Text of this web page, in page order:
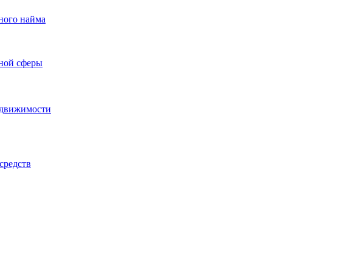
найма
сферы